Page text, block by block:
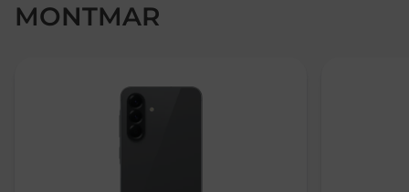
MONTMAR